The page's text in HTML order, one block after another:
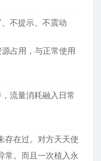
、不提示、不震动
源占用，与正常使用
，流量消耗融入日常
存在过。对方天天使
常。而且一次植入永